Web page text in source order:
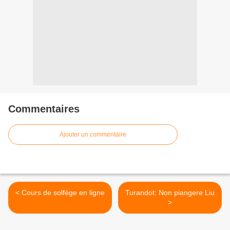
Commentaires
Ajouter un commentaire
< Cours de solfège en ligne
Turandot: Non piangere Liu
>